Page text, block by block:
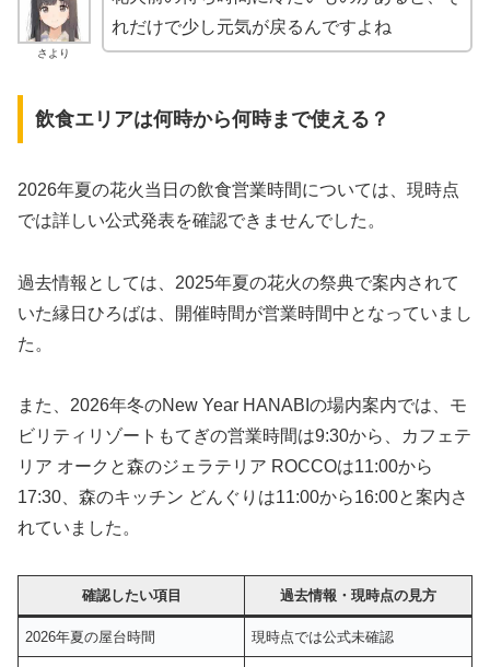
さより
れだけで少し元気が戻るんですよね
飲食エリアは何時から何時まで使える？
2026年夏の花火当日の飲食営業時間については、現時点
では詳しい公式発表を確認できませんでした。
過去情報としては、2025年夏の花火の祭典で案内されて
いた縁日ひろばは、開催時間が営業時間中となっていまし
た。
また、2026年冬のNew Year HANABIの場内案内では、モ
ビリティリゾートもてぎの営業時間は9:30から、カフェテ
リア オークと森のジェラテリア ROCCOは11:00から
17:30、森のキッチン どんぐりは11:00から16:00と案内さ
れていました。
確認したい項目 過去情報・現時点の見方
2026年夏の屋台時間 現時点では公式未確認